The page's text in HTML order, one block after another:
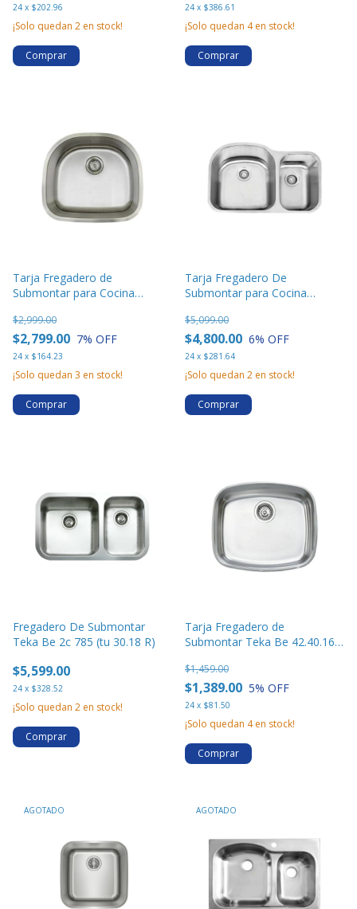
24 x $202.96
¡Solo quedan 2 en stock!
Comprar
24 x $386.61
¡Solo quedan 4en stock!
Comprar
Tarja Fregadero de
Submontar para Cocina
$2,799.00
$2,999.00
7% OFF
24 x $164.23
¡Solo quedan 3 en stock!
Comprar
Tarja Fregadero De
Submontar para Cocina
$4,800.00
$5,099.00
6% OFF
24 x $281.64
¡Solo quedan 2 en stock!
Comprar
Fregadero De Submontar
Teka Be 2c 785 (tu 30.18 R)
$5,599.00
24 x $328.52
¡Solo quedan 2 en stock!
Comprar
Tarja Fregadero de
Submontar Teka Be 42.40.16 1
$1,389.00
$1,459.00
5% OFF
24 x $81.50
¡Solo quedan 4en stock!
Comprar
AGOTADO AGOTADO